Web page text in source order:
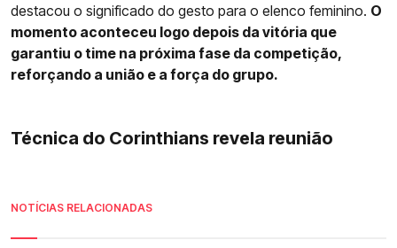
destacou o significado do gesto para o elenco feminino. O
momento aconteceu logo depois da vitória que
garantiu o time na próxima fase da competição,
reforçando a união e a força do grupo.
Técnica do Corinthians revela reunião
NOTÍCIAS RELACIONADAS